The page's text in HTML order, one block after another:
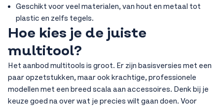
Geschikt voor veel materialen, van hout en metaal tot
plastic en zelfs tegels.
Hoe kies je de juiste
multitool?
Het aanbod multitools is groot. Er zijn basisversies met een
paar opzetstukken, maar ook krachtige, professionele
modellen met een breed scala aan accessoires. Denk bij je
keuze goed na over wat je precies wilt gaan doen. Voor